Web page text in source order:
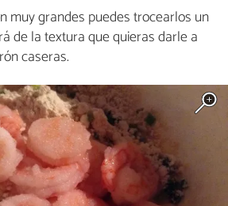
muy grandes puedes trocearlos un
de la textura que quieras darle a
caseras.